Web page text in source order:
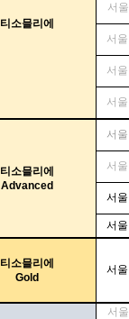
티소믈리에
서
서
서울
서울
티소믈리에
Advanced
서
서
서울
서울
티소믈리에
Gold
서울
서